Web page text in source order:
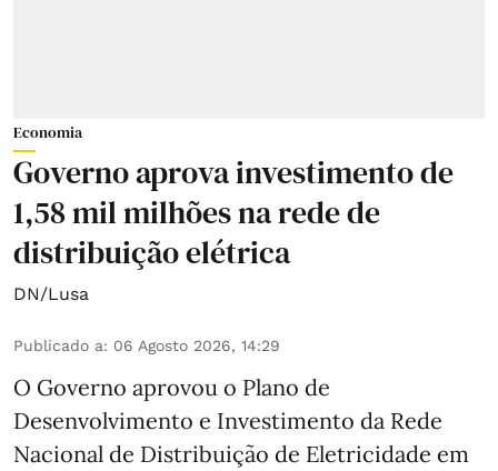
Economia
Governo aprova investimento de
1,58 mil milhões na rede de
distribuição elétrica
DN/Lusa
Publicado a: 06 Agosto 2026, 14:29
O Governo aprovou o Plano de
Desenvolvimento e Investimento da Rede
Nacional de Distribuição de Eletricidade em